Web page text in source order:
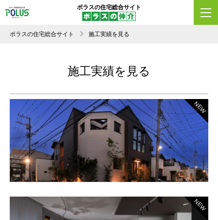
ポラスの住宅総合サイト
ポラスの住宅総合サイト 施工実績を見る
施工実績を見る
NEW
NEW